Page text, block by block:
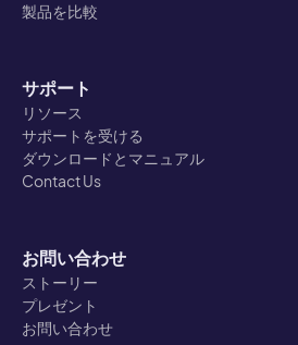
製品を比較
サポート
リソース
サポートを受ける
ダウンロードとマニュアル
Contact Us
お問い合わせ
ストーリー
プレゼント
お問い合わせ